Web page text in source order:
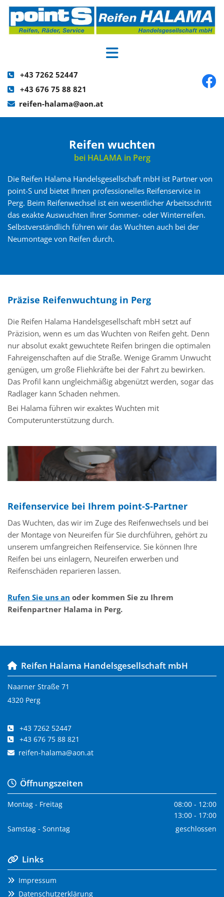
 +43 7262 52447
 +43 676 75 88 821
 reifen-halama@aon.at
Reifen wuchten
bei HALAMA in Perg
Die Reifen Halama Handelsgesellschaft mbH ist Partner von
point-S und bietet Ihnen professionelles Reifenservice in
Perg. Beim Reifenwechsel ist ein wesentlicher Arbeitsschritt
das exakte Auswuchten Ihrer Sommer- oder Winterreifen.
Selbstverständlich führen wir das Wuchten auch bei der
Neumontage von Reifen durch.
Präzise Reifenwuchtung in Perg
Die Reifen Halama Handelsgesellschaft mbH setzt auf
Präzision, wenn es um das Wuchten von Reifen geht. Denn
nur absolut exakt gewuchtete Reifen bringen die optimalen
Fahreigenschaften auf die Straße. Wenige Gramm Unwucht
genügen, um große Fliehkräfte bei der Fahrt zu bewirken.
Das Profil kann ungleichmäßig abgenützt werden, sogar das
Radlager kann Schaden nehmen.
Bei Halama führen wir exaktes Wuchten mit
Computerunterstützung durch.
Reifenservice bei Ihrem point-S-Partner
Das Wuchten, das wir im Zuge des Reifenwechsels und bei
der Montage von Neureifen für Sie durchführen, gehört zu
unserem umfangreichen Reifenservice. Sie können Ihre
Reifen bei uns einlagern, Neureifen erwerben und
Reifenschäden reparieren lassen.
Rufen Sie uns an oder kommen Sie zu Ihrem
Reifenpartner Halama in Perg.
 Reifen Halama Handelsgesellschaft mbH
Naarner Straße 71
4320 Perg
 +43 7262 52447
 +43 676 75 88 821
 reifen-halama@aon.at
Öffnungszeiten
Montag - Freitag
08:00 - 12:00
13:00 - 17:00
Samstag - Sonntag
geschlossen
 Links
 Impressum
 Datenschutzerklärung